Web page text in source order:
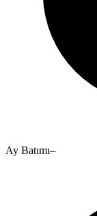
Ay Batımı–